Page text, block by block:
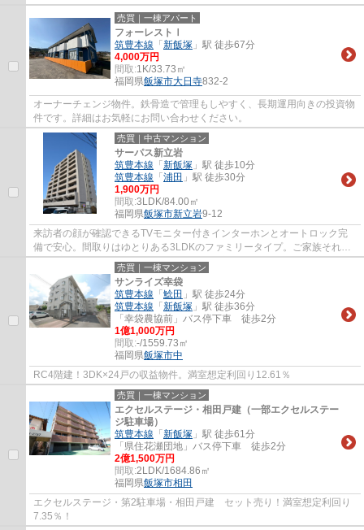
売買｜一棟アパート
フォーレストⅠ
筑豊本線 「 新飯塚 」駅 徒歩67分
4,000万円
間取:1K/33.73㎡
福岡県飯塚市大日寺832-2
オーナーチェンジ物件。鉄骨造で管理もしやすく、長期運用向きの投資物
件です。詳細はお気軽にお問い合わせください。
売買｜中古マンション
サーパス新立岩
筑豊本線 「 新飯塚 」駅 徒歩10分
筑豊本線 「 浦田 」駅 徒歩30分
1,900万円
間取:3LDK/84.00㎡
福岡県飯塚市新立岩9-12
来訪者の顔が確認できるTVモニター付きインターホンとオートロック完
備で安心。間取りはゆとりある3LDKのファミリータイプ。ご家族それぞ
れのプライベート空間を確保しながら、快適で...
売買｜一棟マンション
サンライズ幸袋
筑豊本線 「 鯰田 」駅 徒歩24分
筑豊本線 「 新飯塚 」駅 徒歩36分
「幸袋農協前」バス停下車 徒歩2分
1億1,000万円
間取:-/1559.73㎡
福岡県飯塚市中
RC4階建！3DK×24戸の収益物件。満室想定利回り12.61％
売買｜一棟マンション
エクセルステージ・相田戸建（一部エクセルステー
ジ駐車場）
筑豊本線 「 新飯塚 」駅 徒歩61分
「県住花瀬団地」バス停下車 徒歩2分
2億1,500万円
間取:2LDK/1684.86㎡
福岡県飯塚市相田
エクセルステージ・第2駐車場・相田戸建 セット売り！満室想定利回り
7.35％！